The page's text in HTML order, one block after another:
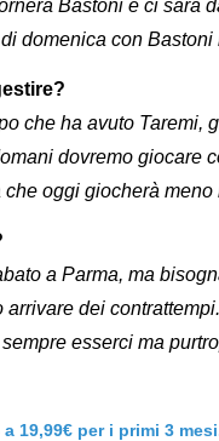
Bastoni e ci sarà
domenica con
che ha avuto Taremi,
dovremo giocare
oggi giocherà meno
a Parma, ma
dei
esserci ma
19,99€ per i primi 3